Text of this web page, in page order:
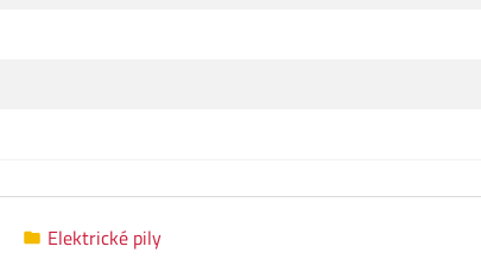
Elektrické pily